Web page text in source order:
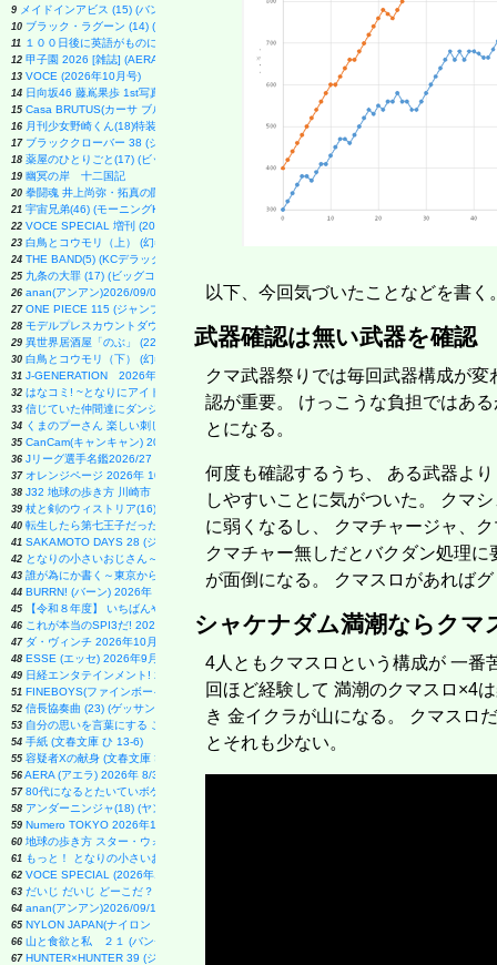
9 メイドインアビス (15) (バンブーコミックス)
10 ブラック・ラグーン (14) (サンデーGXコミックス)
11 １００日後に英語がものになる１日１０分 ネイティブ英語書き写し
12 甲子園 2026 [雑誌] (AERA増刊)
13 VOCE (2026年10月号)
14 日向坂46 藤嶌果歩 1st写真集 果実の歩幅
15 Casa BRUTUS(カーサ ブルータス) 2026年 9月号[もっと学べる！動物園と水族館]
16 月刊少女野崎くん(18)特装版 セレクト小冊子「堀と鹿島編」付き (SEコミックスプレミアム)
17 ブラッククローバー 38 (ジャンプコミックス)
18 薬屋のひとりごと(17) (ビッグガンガンコミックス)
19 幽冥の岸 十二国記
20 拳闘魂 井上尚弥・拓真の闘い (講談社+α新書 907-1A)
21 宇宙兄弟(46) (モーニングKC)
22 VOCE SPECIAL 増刊 (2026年10月号)
23 白鳥とコウモリ（上） (幻冬舎文庫)
24 THE BAND(5) (KCデラックス)
25 九条の大罪 (17) (ビッグコミックス)
26 anan(アンアン)2026/09/02号 No.2509増刊 スペシャルエディション[ちいかわ]
27 ONE PIECE 115 (ジャンプコミックス)
28 モデルプレスカウントダウンマガジン vol.13 (TVガイドMOOK)
29 異世界居酒屋「のぶ」 (22) (角川コミックス・エース)
30 白鳥とコウモリ（下） (幻冬舎文庫)
31 J-GENERATION 2026年9月号【まるごと1冊大特集!!】Snow Man CORE
32 はなコミ! ~となりにアイドル~
33 信じていた仲間達にダンジョン奥地で殺されかけたがギフト『無限ガチャ』でレベル9999の
34 くまのプーさん 楽しい刺しゅう 全国版(1) 2026年 8/19 号 [雑誌]
35 CanCam(キャンキャン) 2026年9月号 特別版【表紙：ACEes】
36 Jリーグ選手名鑑2026/27 J1・J2・J3 エル・ゴラッソ特別編集
37 オレンジページ 2026年 10/17号増刊「Suicaのペンギンのぬいぐるみポーチ＆エコバッグ〈
38 J32 地球の歩き方 川崎市
39 杖と剣のウィストリア(16) (少年マガジンKC)
40 転生したら第七王子だったので、気ままに魔術を極めます(24) (KCデラックス)
41 SAKAMOTO DAYS 28 (ジャンプコミックス)
42 となりの小さいおじさん～大切なことのほぼ9割は手のひらサイズに教わった～
43 誰が為にか書く～東京から離れた山暮らし日記～
44 BURRN! (バーン) 2026年 9月号
45 【令和８年度】 いちばんやさしい ITパスポート 絶対合格の教科書＋出る順問題集
46 これが本当のSPI3だ! 2028年度版 【主要3方式〈テストセンター・ペーパーテスト・WEBテ
47 ダ・ヴィンチ 2026年10月号
48 ESSE (エッセ) 2026年9月号増刊（特装版）
49 日経エンタテインメント! 2026年 10 月号【表紙：佐久間大介】
51 FINEBOYS(ファインボーイズ) 2026年 09 月号 [37℃アソブ日の服！/正門良規]
52 信長協奏曲 (23) (ゲッサン少年サンデーコミックス)
53 自分の思いを言葉にする こどもアウトプット図鑑 (サンクチュアリ出版)
54 手紙 (文春文庫 ひ 13-6)
55 容疑者Xの献身 (文春文庫 ひ 13-7)
56 AERA (アエラ) 2026年 8/31 号【表紙：Kis-My-Ft2】 [雑誌]
57 80代になるとたいていボケるか死ぬ。70代は神様から与えられた特別な時間 (幻冬舎新書 803)
58 アンダーニンジャ(18) (ヤングマガジンKC)
59 Numero TOKYO 2026年10月号増刊（表紙／Number_i）
60 地球の歩き方 スター・ウォーズ
61 もっと！ となりの小さいおじさん～大切なことのほぼ9割は手のひらサイズに教わった 2～
62 VOCE SPECIAL (2026年10月号)
63 だいじ だいじ どーこだ？
64 anan(アンアン)2026/09/16号 No.2511増刊 スペシャルエディション[モテコスメ大賞／小田
65 NYLON JAPAN(ナイロン ジャパン) 2026年 10月号 [雑誌] 【W表紙：ハン（Stray Kids）】
66 山と食欲と私 ２１ (バンチコミックス)
67 HUNTER×HUNTER 39 (ジャンプコミックス)
以下、今回気づいたことなどを書く
武器確認は無い武器を確認
クマ武器祭りでは毎回武器構成が
認が重要。 けっこうな負担ではあ
とになる。
何度も確認するうち、 ある武器よ
しやすいことに気がついた。 クマ
に弱くなるし、 クマチャージャ、
クマチャー無しだとバクダン処理
が面倒になる。 クマスロがあれば
シャケナダム満潮ならクマ
4人ともクマスロという構成が 一番
回ほど経験して 満潮のクマスロ×4
き 金イクラが山になる。 クマスロ
とそれも少ない。